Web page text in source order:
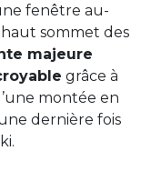
fenêtre au-
sommet des
majeure
grâce à
montée en
dernière fois